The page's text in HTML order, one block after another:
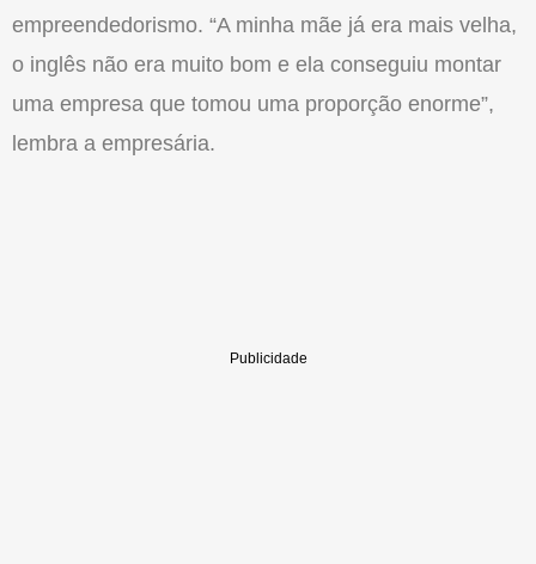
empreendedorismo. “A minha mãe já era mais velha,
o inglês não era muito bom e ela conseguiu montar
uma empresa que tomou uma proporção enorme”,
lembra a empresária.